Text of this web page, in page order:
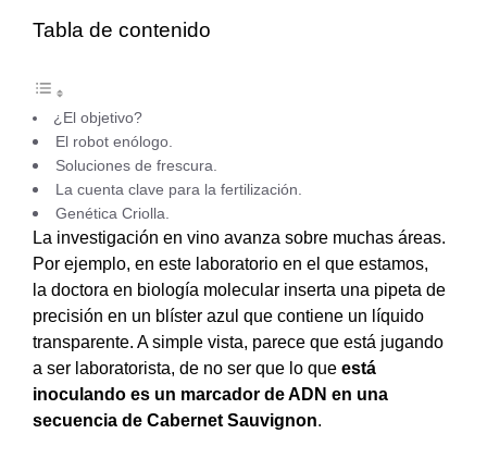
Tabla de contenido
¿El objetivo?
El robot enólogo.
Soluciones de frescura.
La cuenta clave para la fertilización.
Genética Criolla.
La investigación en vino avanza sobre muchas áreas.
Por ejemplo, en este laboratorio en el que estamos,
la doctora en biología molecular inserta una pipeta de
precisión en un blíster azul que contiene un líquido
transparente. A simple vista, parece que está jugando
a ser laboratorista, de no ser que lo que está
inoculando es un marcador de ADN en una
secuencia de Cabernet Sauvignon.